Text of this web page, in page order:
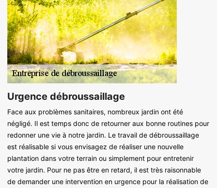
Urgence débroussaillage
Face aux problèmes sanitaires, nombreux jardin ont été
négligé. Il est temps donc de retourner aux bonne routines pour
redonner une vie à notre jardin. Le travail de débroussaillage
est réalisable si vous envisagez de réaliser une nouvelle
plantation dans votre terrain ou simplement pour entretenir
votre jardin. Pour ne pas être en retard, il est très raisonnable
de demander une intervention en urgence pour la réalisation de